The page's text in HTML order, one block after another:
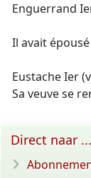
Enguerrand
Il avait
Eustache Ier
Sa veuve se
Direct naar ...